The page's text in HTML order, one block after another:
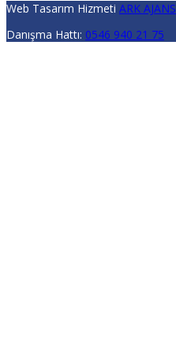
Web Tasarım Hizmeti ARK AJANS
Danışma Hattı: 0546 940 21 75